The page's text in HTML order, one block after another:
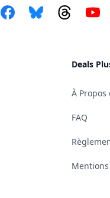
FacebookBlueskyThreads
Deals
À Propos
FAQ